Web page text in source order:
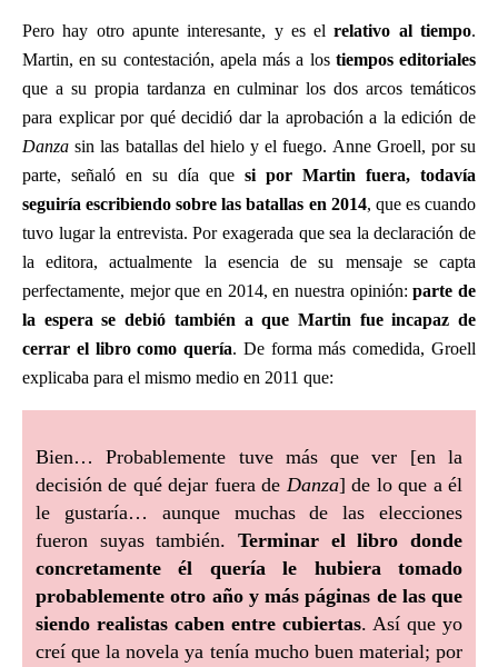
Pero hay otro apunte interesante, y es elrelativo al tiempo.
Martin, en su contestación, apela más a los tiempos editoriales
que a su propia tardanza en culminar los dos arcos temáticos
para explicar por qué decidió dar la aprobación a la edición de
Danza sin las batallas del hielo y el fuego. Anne Groell, por su
parte, señaló en su día que si por Martin fuera, todavía
seguiría escribiendo sobre las batallas en 2014, que es cuando
tuvo lugar la entrevista. Por exagerada que sea la declaración de
la editora, actualmente la esencia de su mensaje se capta
perfectamente, mejor que en 2014, en nuestra opinión:parte de
la espera se debió también a que Martin fue incapaz de
cerrar el libro como quería. De forma más comedida, Groell
explicaba para el mismo medio en 2011 que:
Bien… Probablemente tuve más que ver [en la
decisión de qué dejar fuera de Danza] de lo que a él
le gustaría… aunque muchas de las elecciones
fueron suyas también. Terminar el libro donde
concretamente él quería le hubiera tomado
probablemente otro año y más páginas de las que
siendo realistas caben entre cubiertas. Así que yo
creí que la novela ya tenía mucho buen material; por